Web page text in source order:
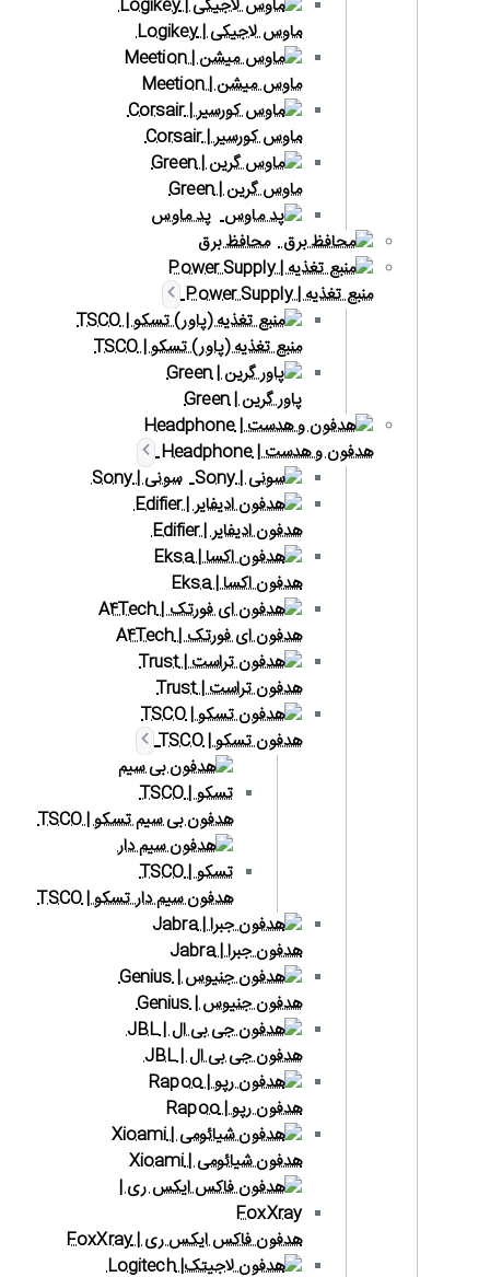
ماوس لاجیکی | Logikey
ماوس میشن | Meetion
ماوس کورسیر | Corsair
ماوس گرین | Green
پد ماوس
محافظ برق
منبع تغذیه | Power Supply
منبع تغذیه (پاور) تسکو | TSCO
پاور گرین | Green
هدفون و هدست | Headphone
سونی | Sony
هدفون ادیفایر | Edifier
هدفون اکسا | Eksa
هدفون ای فورتک | A4Tech
هدفون تراست | Trust
هدفون تسکو | TSCO
هدفون بی سیم تسکو | TSCO
هدفون سیم دار تسکو | TSCO
هدفون جبرا | Jabra
هدفون جنیوس | Genius
هدفون جی بی ال | JBL
هدفون رپو | Rapoo
هدفون شیائومی | Xioami
هدفون فاکس ایکس ری | FoxXray